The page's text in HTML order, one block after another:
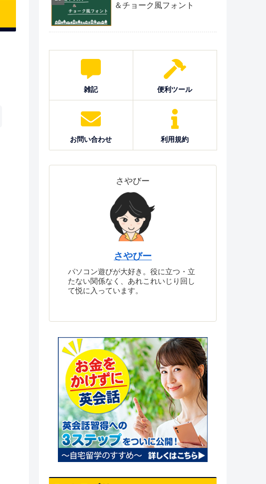
＆チョーク風フォント
雑記 便利ツール
お問い合わせ 利用規約
さやびー
さやびー
パソコン遊びが大好き。役に立つ・立
たない関係なく、あれこれいじり回し
て悦に入っています。